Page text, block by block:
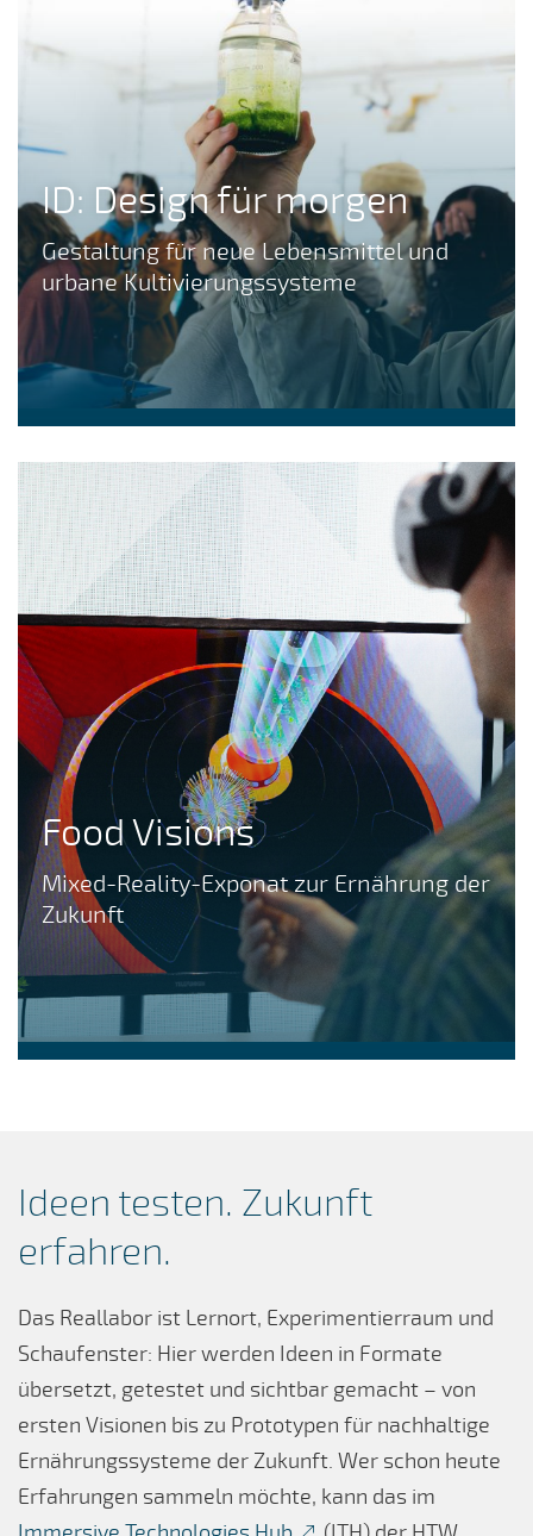
ID: Design für morgen
Gestaltung für neue Lebensmittel und
urbane Kultivierungssysteme
Food Visions
Mixed-Reality-Exponat zur Ernährung der
Zukunft
Ideen testen. Zukunft
erfahren.
Das Reallabor ist Lernort, Experimentierraum und
Schaufenster: Hier werden Ideen in Formate
übersetzt, getestet und sichtbar gemacht – von
ersten Visionen bis zu Prototypen für nachhaltige
Ernährungssysteme der Zukunft. Wer schon heute
Erfahrungen sammeln möchte, kann das im